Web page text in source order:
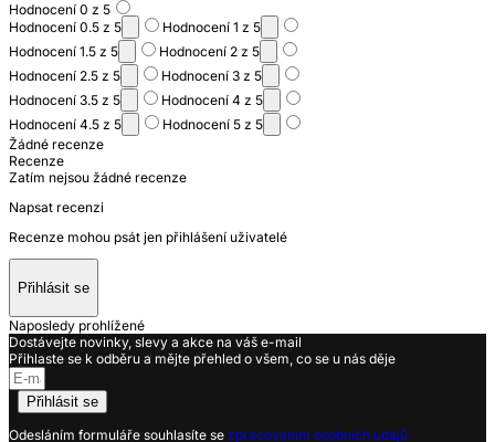
Hodnocení 0 z 5
Hodnocení 0.5 z 5
Hodnocení 1 z 5
Hodnocení 1.5 z 5
Hodnocení 2 z 5
Hodnocení 2.5 z 5
Hodnocení 3 z 5
Hodnocení 3.5 z 5
Hodnocení 4 z 5
Hodnocení 4.5 z 5
Hodnocení 5 z 5
Žádné recenze
Recenze
Zatím nejsou žádné recenze
Napsat recenzi
Recenze mohou psát jen přihlášení uživatelé
Přihlásit se
Naposledy prohlížené
Dostávejte novinky, slevy a akce na váš e-mail
Přihlaste se k odběru a mějte přehled o všem, co se u nás děje
Přihlásit se
Odesláním formuláře souhlasíte se zpracováním osobních údajů.